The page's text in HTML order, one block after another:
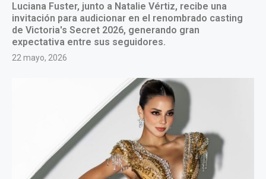
Luciana Fuster, junto a Natalie Vértiz, recibe una
invitación para audicionar en el renombrado casting
de Victoria's Secret 2026, generando gran
expectativa entre sus seguidores.
22 mayo, 2026